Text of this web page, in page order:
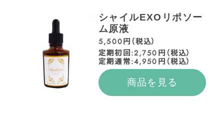
シャイルEXOリポソー
ム原液
5,500円（税込）
定期初回:2,750円（税込）
定期通常:4,950円（税込）
商品を見る